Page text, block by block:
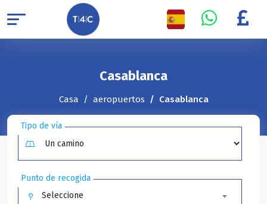
Casablanca
Casa aeropuertos Casablanca
Tipo de vía
Punto de recogida
Seleccione